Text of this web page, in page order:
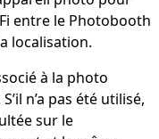
entre le Photobooth
localisation.
à la photo
n’a pas été utilisé,
sur le